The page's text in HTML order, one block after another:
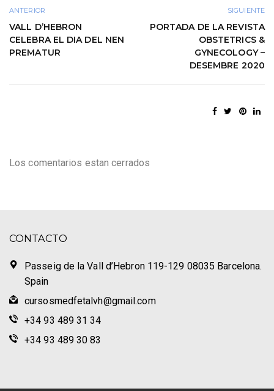
ANTERIOR
VALL D’HEBRON
CELEBRA EL DIA DEL NEN
PREMATUR
SIGUIENTE
PORTADA DE LA REVISTA
OBSTETRICS &
GYNECOLOGY –
DESEMBRE 2020
Los comentarios estan cerrados
CONTACTO
Passeig de la Vall d’Hebron 119-129 08035 Barcelona.
Spain
cursosmedfetalvh@gmail.com
+34 93 489 31 34
+34 93 489 30 83